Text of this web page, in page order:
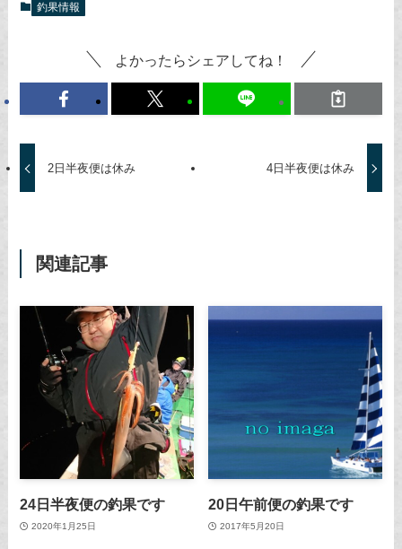
釣果情報
よかったらシェアしてね！
2日半夜便は休み 4日半夜便は休み
関連記事
24日半夜便の釣果です
2020年1月25日
20日午前便の釣果です
2017年5月20日